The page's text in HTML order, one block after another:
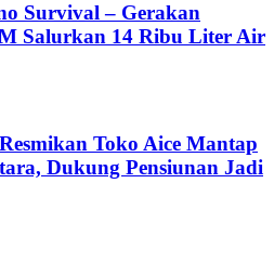
Survival – Gerakan
Salurkan 14 Ribu Liter Air
Toko Aice Mantap
Dukung Pensiunan Jadi